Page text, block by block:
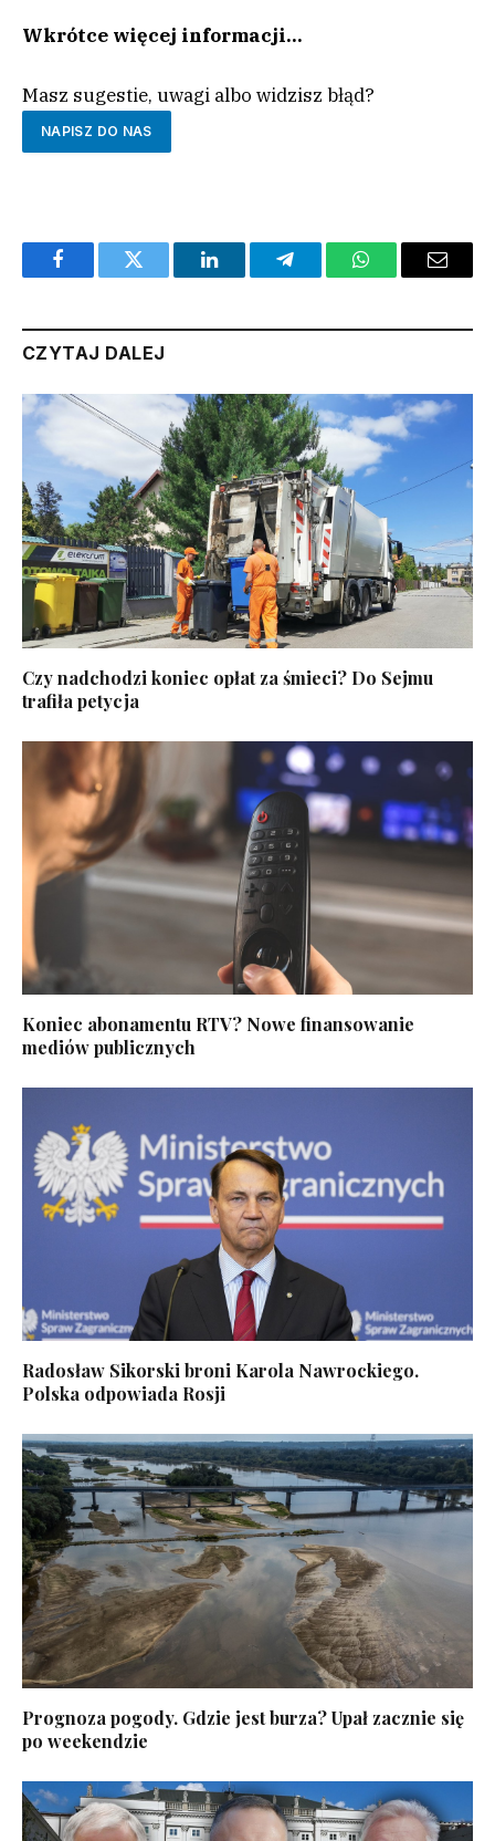
Wkrótce więcej informacji…
Masz sugestie, uwagi albo widzisz błąd?
NAPISZ DO NAS
FacebookTwitter LinkedInTelegramWhatsAppEmail
CZYTAJ DALEJ
Czy nadchodzi koniec opłat za śmieci? Do Sejmu
trafiła petycja
Koniec abonamentu RTV? Nowe finansowanie
mediów publicznych
Radosław Sikorski broni Karola Nawrockiego.
Polska odpowiada Rosji
Prognoza pogody. Gdzie jest burza? Upał zacznie się
po weekendzie